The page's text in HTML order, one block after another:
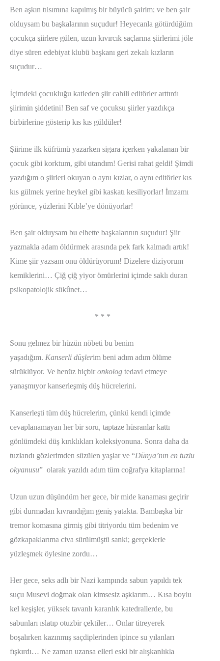
Ben aşkın tılsımına kapılmış bir büyücü şairim; ve ben şair
olduysam bu başkalarının suçudur! Heyecanla götürdüğüm
çocukça şiirlere gülen, uzun kıvırcık saçlarına şiirlerimi jöle
diye süren edebiyat klubü başkanı geri zekalı kızların
suçudur…
İçimdeki çocukluğu katleden şiir cahili editörler arttırdı
şiirimin şiddetini! Ben saf ve çocuksu şiirler yazdıkça
birbirlerine gösterip kıs kıs güldüler!
Şiirime ilk küfrümü yazarken sigara içerken yakalanan bir
çocuk gibi korktum, gibi utandım! Gerisi rahat geldi! Şimdi
yazdığım o şiirleri okuyan o aynı kızlar, o aynı editörler kıs
kıs gülmek yerine heykel gibi kaskatı kesiliyorlar! İmzamı
görünce, yüzlerini Kıble’ye dönüyorlar!
Ben şair olduysam bu elbette başkalarının suçudur! Şiir
yazmakla adam öldürmek arasında pek fark kalmadı artık!
Kime şiir yazsam onu öldürüyorum! Dizelere diziyorum
kemiklerini… Çiğ çiğ yiyor ömürlerini içimde saklı duran
psikopatolojik sükûnet…
* * *
Sonu gelmez bir hüzün nöbeti bu benim
yaşadığım. Kanserli düşlerim beni adım adım ölüme
sürüklüyor. Ve henüz hiçbir onkolog tedavi etmeye
yanaşmıyor kanserleşmiş düş hücrelerini.
Kanserleşti tüm düş hücrelerim, çünkü kendi içimde
cevaplanamayan her bir soru, taptaze hüsranlar kattı
gönlümdeki düş kırıklıkları koleksiyonuna. Sonra daha da
tuzlandı gözlerimden süzülen yaşlar ve “Dünya’nın en tuzlu
okyanusu” olarak yazıldı adım tüm coğrafya kitaplarına!
Uzun uzun düşündüm her gece, bir mide kanaması geçirir
gibi durmadan kıvrandığım geniş yatakta. Bambaşka bir
tremor komasına girmiş gibi titriyordu tüm bedenim ve
gözkapaklarıma civa sürülmüştü sanki; gerçeklerle
yüzleşmek öylesine zordu…
Her gece, seks adlı bir Nazi kampında sabun yapıldı tek
suçu Musevi doğmak olan kimsesiz aşklarım… Kısa boylu
kel keşişler, yüksek tavanlı karanlık katedrallerde, bu
sabunları ıslatıp otuzbir çektiler… Onlar titreyerek
boşalırken kazınmış saçdiplerinden ipince su yılanları
fışkırdı… Ne zaman uzansa elleri eski bir alışkanlıkla